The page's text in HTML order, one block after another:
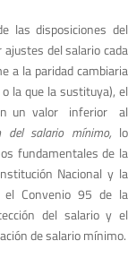
las disposiciones del
ajustes del salario cada
a la paridad cambiaria
la que la sustituya), el
un valor inferior al
del salario mínimo, lo
fundamentales de la
Nacional y la
el Convenio 95 de la
del salario y el
de salario mínimo.